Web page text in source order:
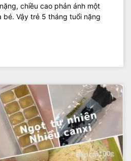
chiều cao phản ánh một
bé. Vậy trẻ 5 tháng tuổi nặng